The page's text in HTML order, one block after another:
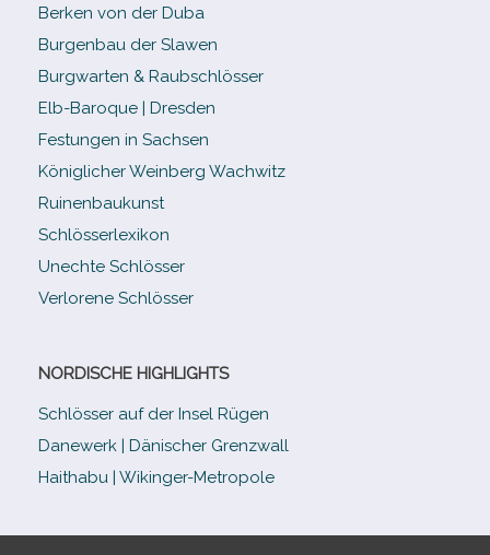
Berken von der Duba
Burgenbau der Slawen
Burgwarten & Raubschlösser
Elb-​Baroque | Dresden
Festungen in Sachsen
Königlicher Weinberg Wachwitz
Ruinenbaukunst
Schlösserlexikon
Unechte Schlösser
Verlorene Schlösser
NORDISCHE HIGHLIGHTS
Schlösser auf der Insel Rügen
Danewerk | Dänischer Grenzwall
Haithabu | Wikinger-Metropole